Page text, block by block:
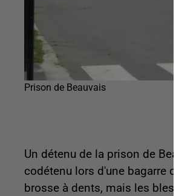
Prison de Beauvais
Un détenu de la prison de
codétenu lors d'une bagarre
brosse à dents, mais les